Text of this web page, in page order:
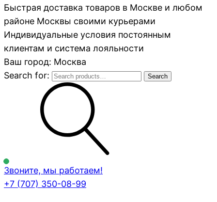
Быстрая доставка товаров в Москве и любом
районе Москвы своими курьерами
Индивидуальные условия постоянным
клиентам и система лояльности
Ваш город: Москва
Search for:
Search
Звоните, мы работаем!
+7 (707) 350-08-99